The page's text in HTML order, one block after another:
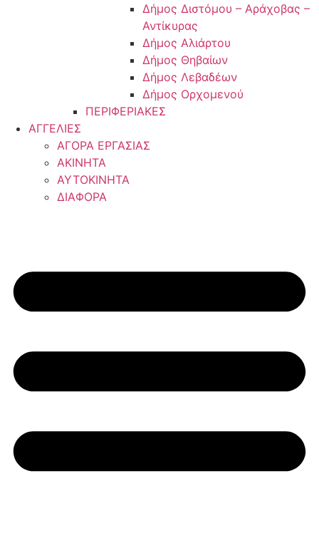
Δήμος Διστόμου – Αράχοβας –
Αντίκυρας
Δήμος Αλιάρτου
Δήμος Θηβαίων
Δήμος Λεβαδέων
Δήμος Ορχομενού
ΠΕΡΙΦΕΡΙΑΚΕΣ
ΑΓΓΕΛΙΕΣ
ΑΓΟΡΑ ΕΡΓΑΣΙΑΣ
ΑΚΙΝΗΤΑ
ΑΥΤΟΚΙΝΗΤΑ
ΔΙΑΦΟΡΑ